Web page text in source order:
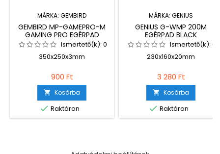
MÁRKA: GEMBIRD
GEMBIRD MP-GAMEPRO-M
GAMING PRO EGÉRPAD
BLACKIsmertető(k): 0
350x250x3mm
900 Ft
 Kosárba
 Raktáron
MÁRKA: GENIUS
GENIUS G-WMP 200M
EGÉRPAD BLACK
Ismertető(k): 0
230x160x20mm
3 280 Ft
 Kosárba
 Raktáron